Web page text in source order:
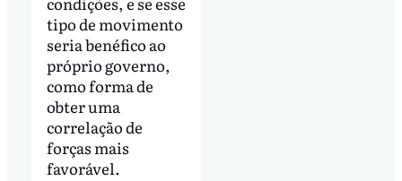
tipo de movimento
seria benéfico ao
próprio governo,
como forma de
obter uma
correlação de
forças mais
favorável.